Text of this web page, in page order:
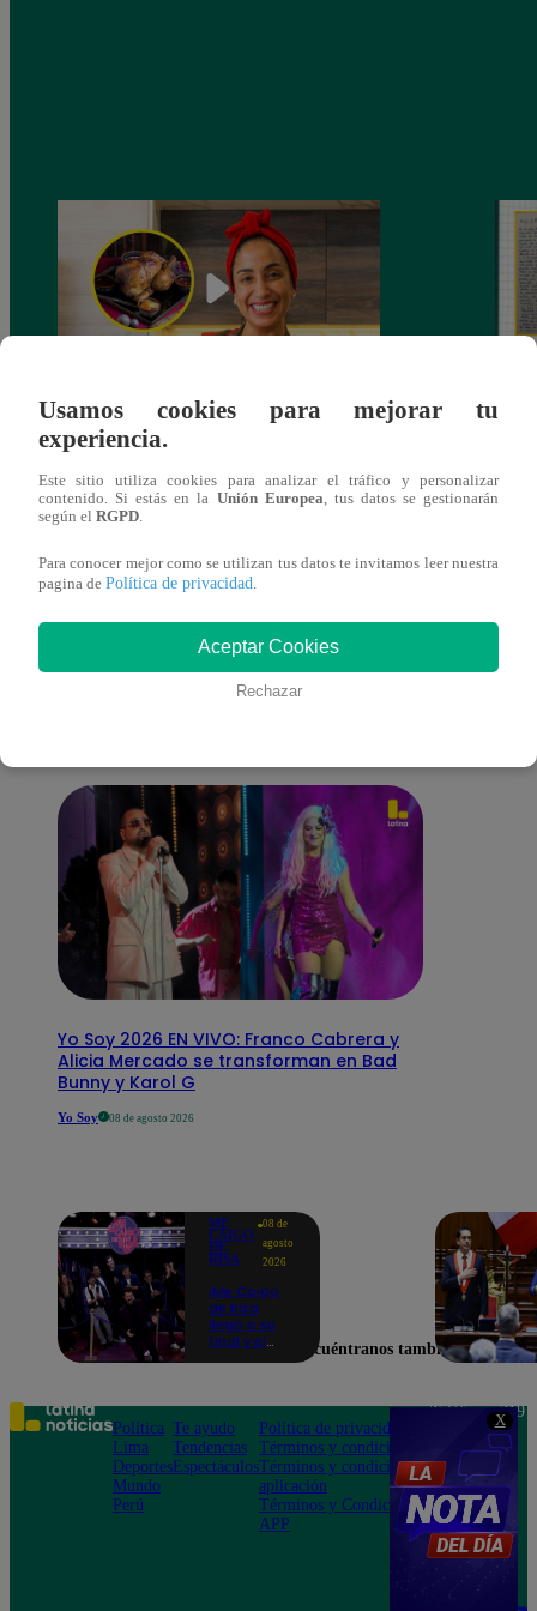
X
¿Por qué Nelly Rossinelli se volvió viral
antes de Navidad?
También te puede
interesar
Yo Soy 2026 EN VIVO: Franco Cabrera y
Alicia Mercado se transforman en Bad
Bunny y Karol G
Yo Soy 08 de agosto 2026
ME
CAIGO
DE
RISA
08 de
agosto
2026
¡Me Caigo
de Risa
llegó a su
final y el
momentos!
Usamos cookies para mejorar tu
experiencia.
Este sitio utiliza cookies para analizar el tráfico y personalizar
contenido. Si estás en la Unión Europea , tus datos se gestionarán
según el RGPD
Para conocer mejor como se utilizan tus datos te invitamos leer nuestra
pagina de Política de privacidad
Aceptar Cookies
Rechazar
Encuéntranos también en
Política
Lima
Deportes
Mundo
Perú
Te ayudo
Tendencias
Espectáculos
Política de privacidad
Términos y condiciones
Términos y condiciones
aplicación
Términos y Condiciones
APP
Teléfono: 219
Av. San
Felipe 968
Jesús María